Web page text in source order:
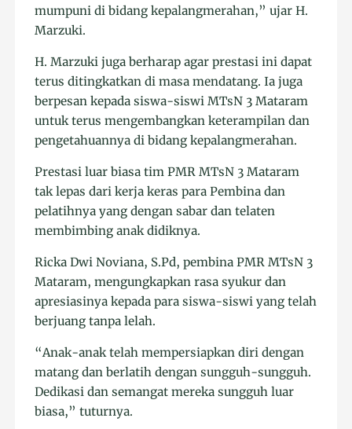
mumpuni di bidang kepalangmerahan,” ujar H.
Marzuki.
H. Marzuki juga berharap agar prestasi ini dapat
terus ditingkatkan di masa mendatang. Ia juga
berpesan kepada siswa-siswi MTsN 3 Mataram
untuk terus mengembangkan keterampilan dan
pengetahuannya di bidang kepalangmerahan.
Prestasi luar biasa tim PMR MTsN 3 Mataram
tak lepas dari kerja keras para Pembina dan
pelatihnya yang dengan sabar dan telaten
membimbing anak didiknya.
Ricka Dwi Noviana, S.Pd, pembina PMR MTsN 3
Mataram, mengungkapkan rasa syukur dan
apresiasinya kepada para siswa-siswi yang telah
berjuang tanpa lelah.
“Anak-anak telah mempersiapkan diri dengan
matang dan berlatih dengan sungguh-sungguh.
Dedikasi dan semangat mereka sungguh luar
biasa,” tuturnya.